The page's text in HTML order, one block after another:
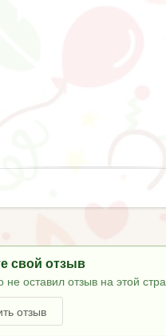
свой отзыв
не оставил отзыв на этой
отзыв